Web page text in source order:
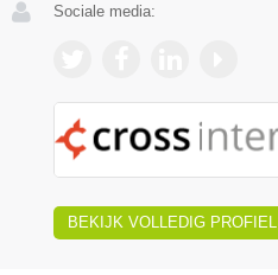
Sociale media:
BEKIJK VOLLEDIG PROFIEL